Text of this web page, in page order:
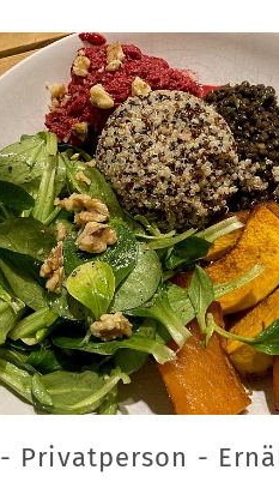
- Privatperson -